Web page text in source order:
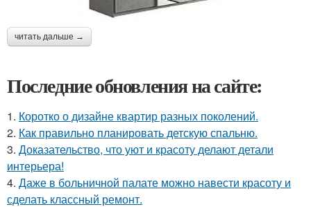
читать дальше →
Последние обновления на сайте:
1. Коротко о дизайне квартир разных поколений.
2. Как правильно планировать детскую спальню.
3. Доказательство, что уют и красоту делают детали
интерьера!
4. Даже в больничной палате можно навести красоту и
сделать классный ремонт.